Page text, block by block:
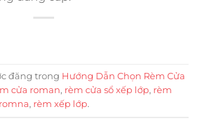
đăng trong Hướng Dẫn Chọn Rèm Cửa
cửa roman, rèm cửa sổ xếp lớp, rèm
romna, rèm xếp lớp.